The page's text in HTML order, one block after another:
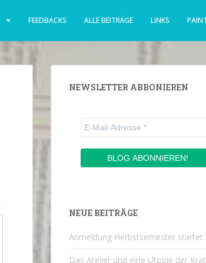
FEEDBACKS ALLE BEITRÄGE LINKS
NEWSLETTER ABBONIEREN
NEUE BEITRÄGE
Anmeldung Herbstsemester startet
Das Atelier und eine Utopie der